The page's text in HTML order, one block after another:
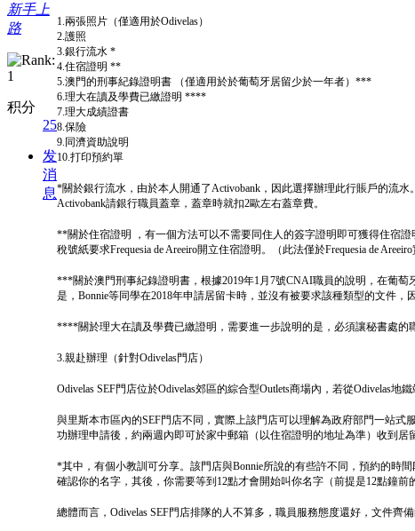
新手上
路
积分
25
发
消
息
1.兩張照片（僅適用於Odivelas）
2.護照
3.銀行流水 *
4.住宿證明 **
5.澳門的刑事紀錄證明書 （僅適用於於葡萄牙居留少於一年者）***
6.理大在讀及學費已繳證明 ****
7.理大成績證書
8.保險
9.同濟資助說明
10.打印預約單
*關於銀行流水，由於本人開通了Activobank，因此選擇辦理此行賬戶的流
Activobank請銀行職員蓋章，蓋章時就扣2歐左右蓋章費。
**關於住宿證明 ，有一個方法可以不需要同住人的簽字證明即可獲得住宿
稅號紙要求Frequesia de Areeiro開立住宿證明。（此法僅於Frequesia de
***關於澳門刑事紀錄證明書，根據2019年1月7號CNAI職員的說明，在葡
是，Bonnie等同學在2018年申請居留卡時，並沒有被要求該種類型的文件
****關於理大在讀及學費已繳證明，需要進一步說明的是，必須讓秘書處的
3.親赴辦理（針對Odivelas門店）
Odivelas SEF門店位於Odivelas郊區的綜合型Outlets商場內，若從Odivelas
與里斯本市區內的SEF門店不同，實際上該門店可以理解為政府部門一站
功辦理申請後，約兩週內即可於家中郵箱（以住宿證明的地址為準）收到居
*其中，有個小教訓可分享。該門店與Bonnie所說的有些許不同，預約的時
確認你的名字，其後，你需要等到12點才會開始叫你名字（前提是12點鐘
總體而言，Odivelas SEF門店排隊的人不算多，職員服務態度還好，文件齊